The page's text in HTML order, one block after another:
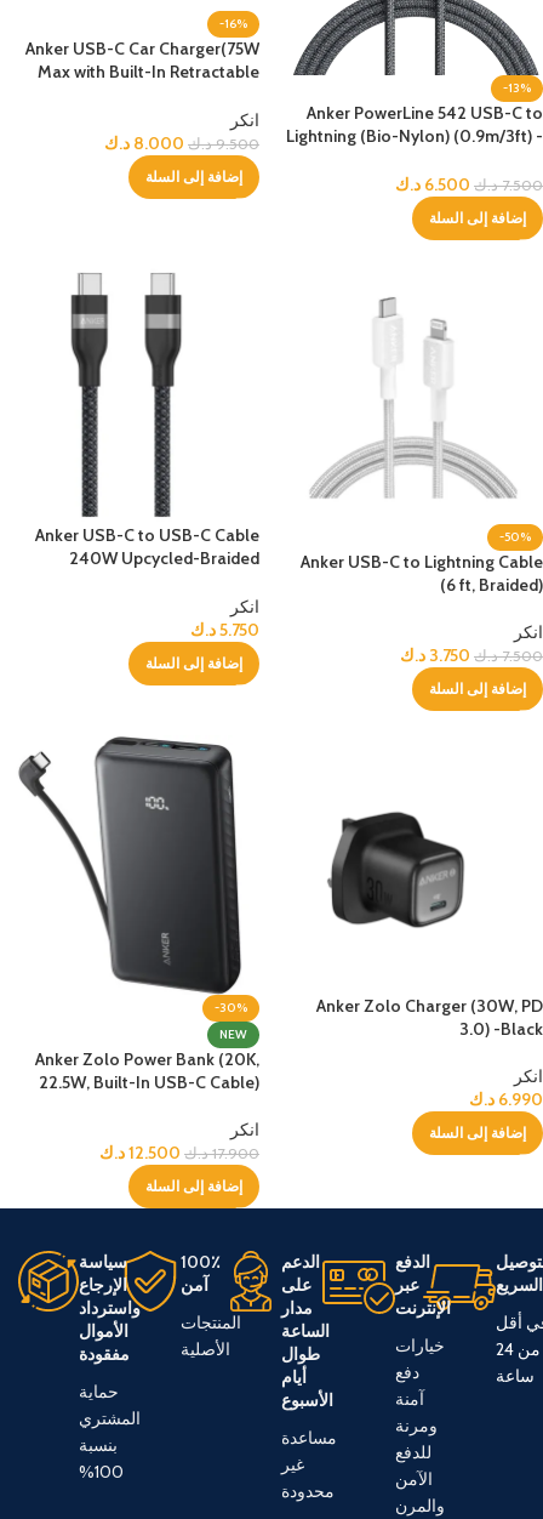
-13%
Anker PowerLine 542 USB-C to
Lightning (Bio-Nylon) (0.9m/3ft) -
7.500 د.ك 6.500 د.ك
إضافة إلى السلة
-16%
Anker USB-C Car Charger(75W
Max with Built-In Retractable
انكر
9.500 د.ك 8.000 د.ك
إضافة إلى السلة
-50%
Anker USB-C to Lightning Cable
(6 ft, Braided)
انكر
7.500 د.ك 3.750 د.ك
إضافة إلى السلة
Anker USB-C to USB-C Cable
240W Upcycled-Braided
انكر
5.750د.ك
إضافة إلى السلة
Anker Zolo Charger (30W, PD
3.0) -Black
انكر
6.990 د.ك
إضافة إلى السلة
-30%
NEW
Anker Zolo Power Bank (20K,
22.5W, Built-In USB-C Cable)
انكر
17.900 د.ك 12.500د.ك
إضافة إلى السلة
السريع
أقل
من 24
ساعة
الدفع
عبر
الإنترنت
خيارات
دفع
آمنة
ومرنة
للدفع
الآمن
والمرن
الدعم
على
مدار
الساعة
طوال
أيام
الأسبوع
مساعدة
غير
محدودة
100٪
آمن
المنتجات
الأصلية
سياسة
الإرجاع
واسترداد
الأموال
مفقودة
حماية
المشتري
بنسبة
100%